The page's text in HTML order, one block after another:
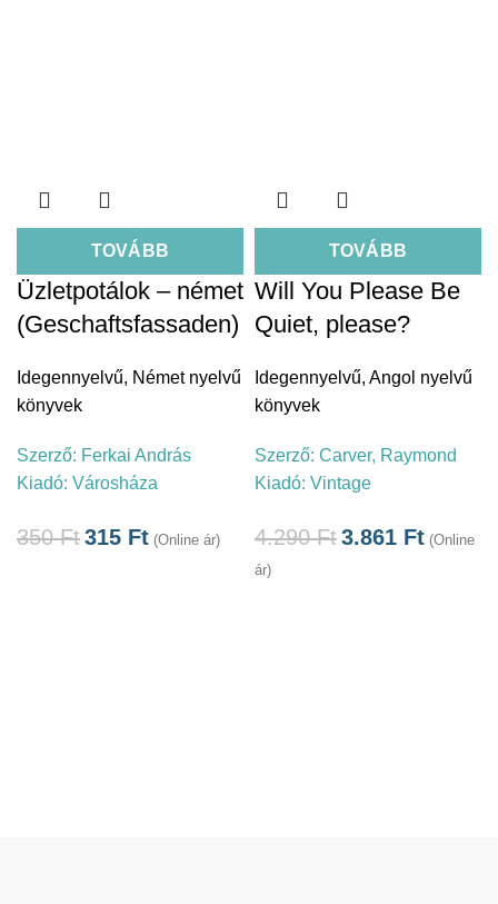
TOVÁBB
Üzletpotálok – német
(Geschaftsfassaden)
Idegennyelvű, Német nyelvű
könyvek
Szerző: Ferkai András
Kiadó: Városháza
350Ft315 Ft (Online ár)
TOVÁBB
Will You Please Be
Quiet, please?
Idegennyelvű, Angol nyelvű
könyvek
Szerző: Carver, Raymond
Kiadó: Vintage
4.290Ft3.861 Ft (Online
ár)